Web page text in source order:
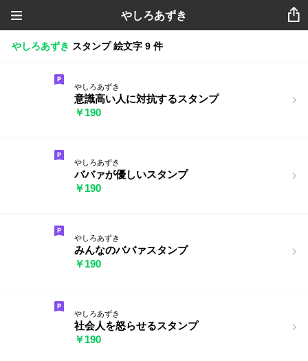
やしろあずき
やしろあずき スタンプ 絵文字 9 件
やしろあずき
意識高い人に対抗するスタンプ
￥190
やしろあずき
ババァが優しいスタンプ
￥190
やしろあずき
みんなのババァスタンプ
￥190
やしろあずき
社会人を怒らせるスタンプ
￥190